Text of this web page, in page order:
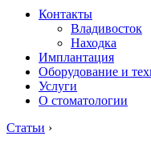
Контакты
Владивосток
Находка
Имплантация
Оборудование и
Услуги
О стоматологии
Статьи ›